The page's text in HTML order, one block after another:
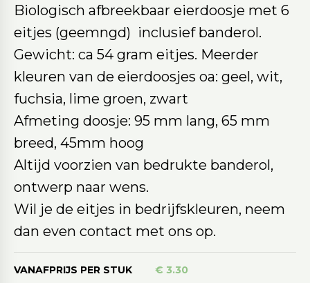
Biologisch afbreekbaar eierdoosje met 6
eitjes (geemngd) inclusief banderol.
Gewicht: ca 54 gram eitjes. Meerder
kleuren van de eierdoosjes oa: geel, wit,
fuchsia, lime groen, zwart
Afmeting doosje: 95 mm lang, 65 mm
breed, 45mm hoog
Altijd voorzien van bedrukte banderol,
ontwerp naar wens.
Wil je de eitjes in bedrijfskleuren, neem
dan even contact met ons op.
VANAFPRIJS PER STUK € 3.30